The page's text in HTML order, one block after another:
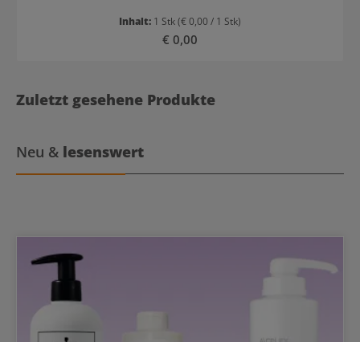
Inhalt: 1 Stk(€ 0,00 / 1 Stk)
Regulärer Preis:
€ 0,00
Zuletzt gesehene Produkte
Neu & lesenswert